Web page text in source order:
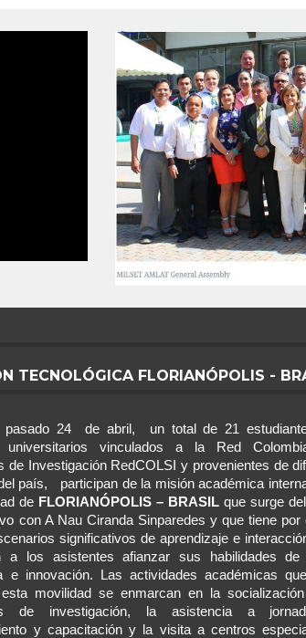
TECNOLÓGICA FLORIANÓPOLIS -
pasado 24 deabril, un total de 21
universitarios vinculados a la Red
de Investigación RedCOLSI y provenientes de
país, participan de la misión académica
de FLORIANÓPOLIS – BRASIL que surge
con A Nau Ciranda Sinparedes y que tiene por
significativos de aprendizaje e
a los asistentes afianzar sus habilidades de
e innovación. Las actividades académicas
movilidad se enmarcan en la
de investigación, la asistencia a
y capacitación y la visita a centros